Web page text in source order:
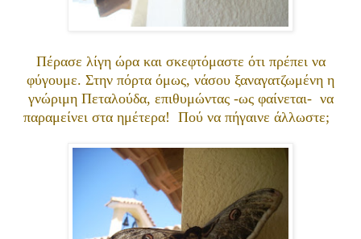
Πέρασε λίγη ώρα και σκεφτόμαστε ότι πρέπει να
φύγουμε. Στην πόρτα όμως, νάσου ξαναγατζωμένη η
γνώριμη Πεταλούδα, επιθυμώντας -ως φαίνεται- να
παραμείνει στα ημέτερα! Πού να πήγαινε άλλωστε;